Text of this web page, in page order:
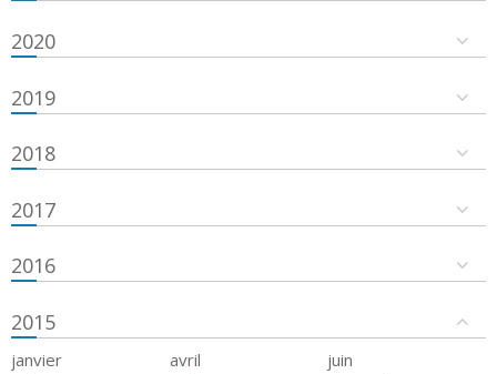
2020
2019
2018
2017
2016
2015
janvier avril
juin